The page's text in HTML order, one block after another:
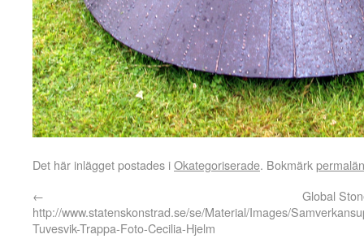
Det här inlägget postades iOkategoriserade. Bokmärk
←
http://www.statenskonstrad.se/se/Material/Images/
Tuvesvik-Trappa-Foto-Cecilia-Hjelm
Global